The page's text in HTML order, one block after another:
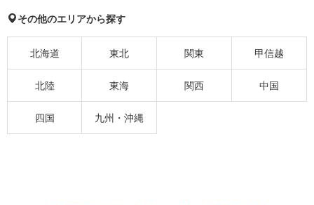
その他のエリアから探す
北海道 東北 関東 甲信越
北陸 東海 関西 中国
四国 九州・沖縄